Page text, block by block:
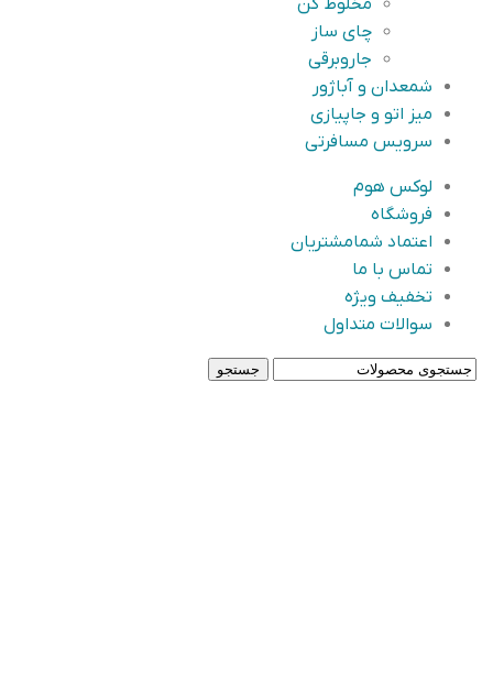
مخلوط کن
چای ساز
جاروبرقی
شمعدان و آباژور
میز اتو و جاپیازی
سرویس مسافرتی
لوکس هوم
فروشگاه
اعتماد شمامشتریان
تماس با ما
تخفیف ویژه
سوالات متداول
جستجو